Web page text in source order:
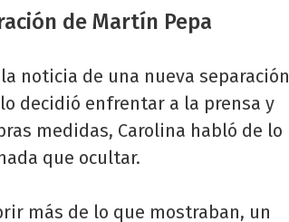
de Martín Pepa
noticia de una nueva separación
decidió enfrentar a la prensa y
medidas, Carolina habló de lo
que ocultar.
más de lo que mostraban, un